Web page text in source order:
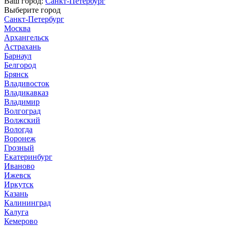
Выберите город
Санкт-Петербург
Москва
Архангельск
Астрахань
Барнаул
Белгород
Брянск
Владивосток
Владикавказ
Владимир
Волгоград
Волжский
Вологда
Воронеж
Грозный
Екатеринбург
Иваново
Ижевск
Иркутск
Казань
Калининград
Калуга
Кемерово